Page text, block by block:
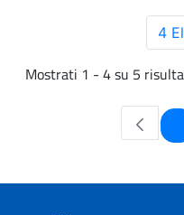
4
Mostrati 1 - 4 su 5